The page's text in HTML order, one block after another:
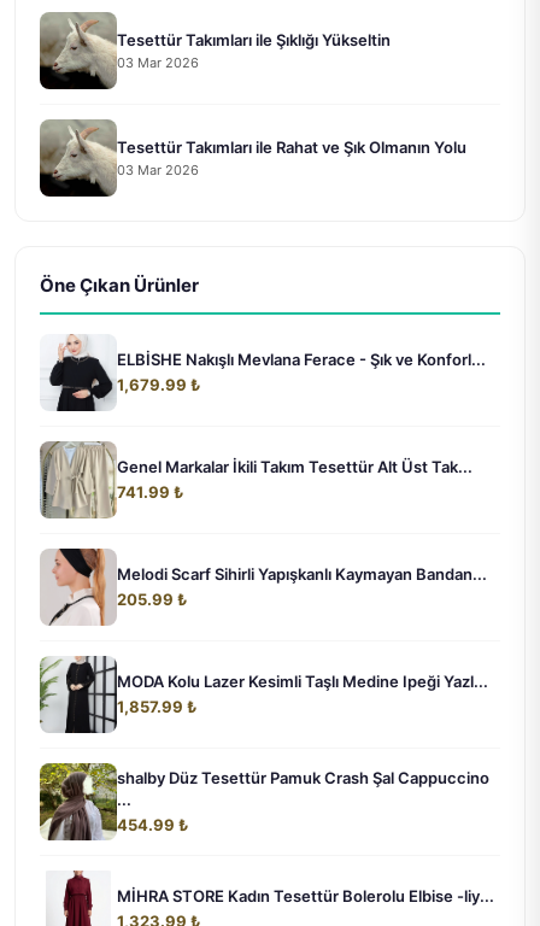
Tesettür Takımları ile Şıklığı Yükseltin
03 Mar 2026
Tesettür Takımları ile Rahat ve Şık Olmanın Yolu
03 Mar 2026
Öne Çıkan Ürünler
ELBİSHE Nakışlı Mevlana Ferace - Şık ve Konforl...
1,679.99 ₺
Genel Markalar İkili Takım Tesettür Alt Üst Tak...
741.99 ₺
Melodi Scarf Sihirli Yapışkanlı Kaymayan Bandan...
205.99 ₺
MODA Kolu Lazer Kesimli Taşlı Medine Ipeği Yazl...
1,857.99 ₺
shalby Düz Tesettür Pamuk Crash Şal Cappuccino
...
454.99 ₺
MİHRA STORE Kadın Tesettür Bolerolu Elbise -liy...
1,323.99 ₺